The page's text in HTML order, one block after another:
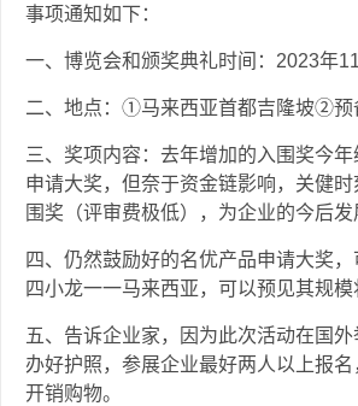
事项通知如下：
一、博览会和颁奖典礼时间：2023年
二、地点：①马来西亚首都吉隆坡②预
三、奖项内容：去年增加的入围奖今
申请大奖，但奈于资金链影响，关健
围奖（评审费极低），为企业的今后发
四、仍然鼓励好的名优产品申请大奖
四小龙一一马来西亚，可以预见其规模
五、告诉企业家，因为此次活动在国
办好护照，参展企业最好两人以上报
开销购物。